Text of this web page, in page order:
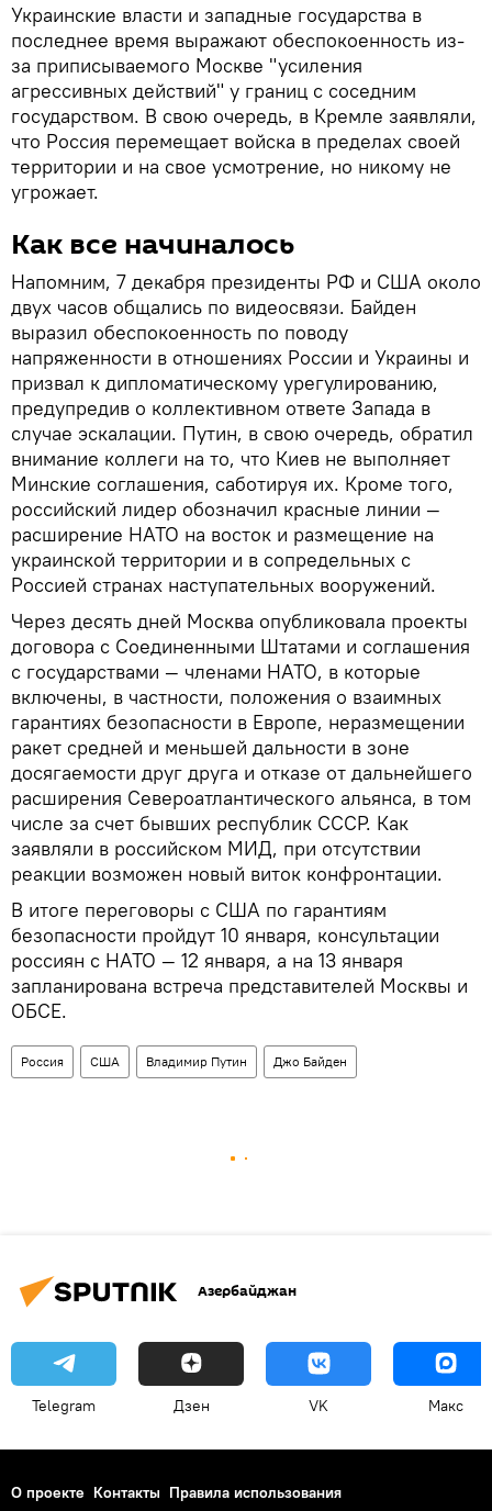
Украинские власти и западные государства в
последнее время выражают обеспокоенность из-
за приписываемого Москве "усиления
агрессивных действий" у границ с соседним
государством. В свою очередь, в Кремле заявляли,
что Россия перемещает войска в пределах своей
территории и на свое усмотрение, но никому не
угрожает.
Как все начиналось
Напомним, 7 декабря президенты РФ и США около
двух часов общались по видеосвязи. Байден
выразил обеспокоенность по поводу
напряженности в отношениях России и Украины и
призвал к дипломатическому урегулированию,
предупредив о коллективном ответе Запада в
случае эскалации. Путин, в свою очередь, обратил
внимание коллеги на то, что Киев не выполняет
Минские соглашения, саботируя их. Кроме того,
российский лидер обозначил красные линии —
расширение НАТО на восток и размещение на
украинской территории и в сопредельных с
Россией странах наступательных вооружений.
Через десять дней Москва опубликовала проекты
договора с Соединенными Штатами и соглашения
с государствами — членами НАТО, в которые
включены, в частности, положения о взаимных
гарантиях безопасности в Европе, неразмещении
ракет средней и меньшей дальности в зоне
досягаемости друг друга и отказе от дальнейшего
расширения Североатлантического альянса, в том
числе за счет бывших республик СССР. Как
заявляли в российском МИД, при отсутствии
реакции возможен новый виток конфронтации.
В итоге переговоры с США по гарантиям
безопасности пройдут 10 января, консультации
россиян с НАТО — 12 января, а на 13 января
запланирована встреча представителей Москвы и
ОБСЕ.
Россия США Владимир Путин Джо Байден
Азербайджан
Telegram Дзен VK Макс
О проекте Контакты Правила использования